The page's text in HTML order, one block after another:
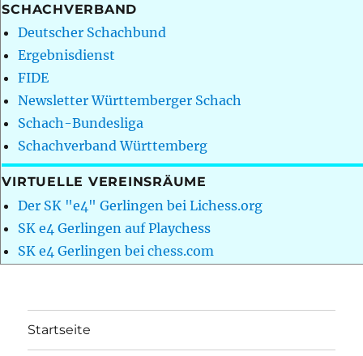
SCHACHVERBAND
Deutscher Schachbund
Ergebnisdienst
FIDE
Newsletter Württemberger Schach
Schach-Bundesliga
Schachverband Württemberg
VIRTUELLE VEREINSRÄUME
Der SK "e4" Gerlingen bei Lichess.org
SK e4 Gerlingen auf Playchess
SK e4 Gerlingen bei chess.com
Startseite